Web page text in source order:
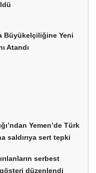
Büyükelçiliğine Yeni
Atandı
Yemen’de Türk
saldırıya sert tepki
serbest
gösteri düzenlendi